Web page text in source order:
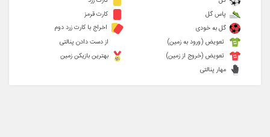
پاس گل
گل به خودی
کارت قرمز
اخراج با کارت زرد دوم
تعویض (ورود به زمین)
تعویض (خروج از زمین)
مهار پنالتی
از دست دادن پنالتی
بهترین بازیکن زمین